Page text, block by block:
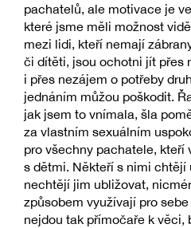
pachatelů, ale motivace je
které jsme měli možnost
mezi lidi, kteří nemají
či dítěti, jsou ochotni jít přes
i přes nezájem o potřeby
jednáním můžou poškodit.
jak jsem to vnímala, šla
za vlastním sexuálním
pro všechny pachatele, kteří
s dětmi. Někteří s nimi chtějí
nechtějí jim ubližovat,
způsobem využívají pro
nejdou tak přímočaře k věci,